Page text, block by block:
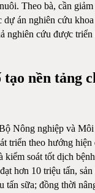
Theo bà, cần
dự án nghiên cứu
nghiên cứu được
tạo nền tảng
Nông nghiệp và
triển theo hướng
kiểm soát tốt dịch
hơn 10 triệu tấn,
tấn sữa; đồng thời